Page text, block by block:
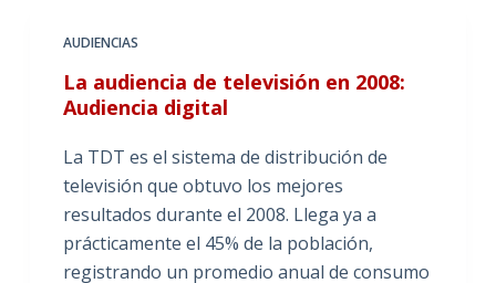
AUDIENCIAS
La audiencia de televisión en 2008:
Audiencia digital
La TDT es el sistema de distribución de
televisión que obtuvo los mejores
resultados durante el 2008. Llega ya a
prácticamente el 45% de la población,
registrando un promedio anual de consumo